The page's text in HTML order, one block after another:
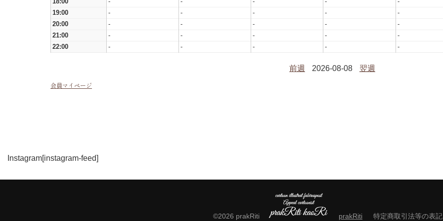
19:00
- - - - -
20:00
- - - - -
21:00
- - - - -
22:00
- - - - -
前週 2026-08-08
翌週
会員マイページ
Instagram[instagram-feed]
©️2026 prakRiti prakRiti 特定商取引法等の表